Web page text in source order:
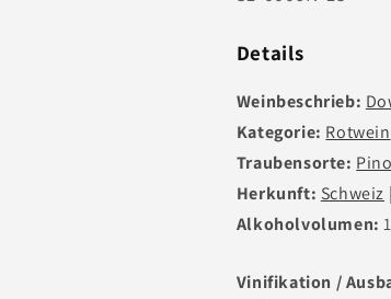
Details
Weinbeschrieb:
Kategorie: Rotwein
Traubensorte:
Herkunft: Schweiz |
Alkoholvolumen:
Vinifikation /